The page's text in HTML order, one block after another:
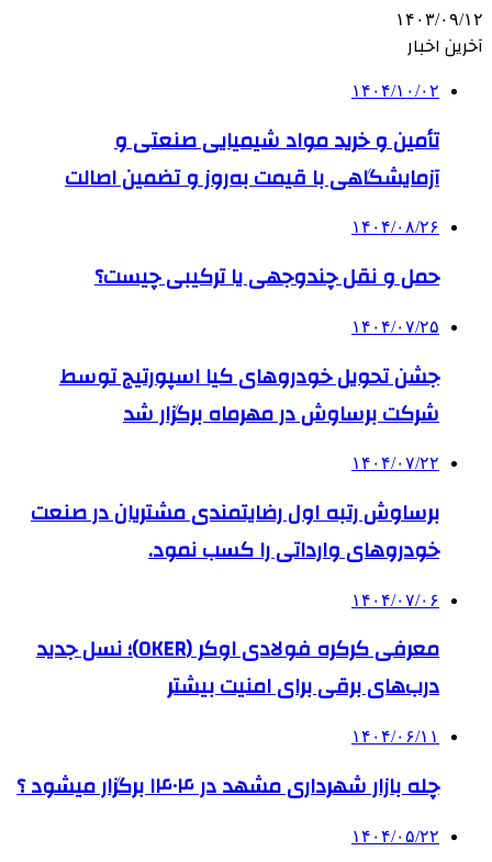
۱۴۰۳/۰۹/۱۲
آخرین اخبار
۱۴۰۴/۱۰/۰۲
تأمین و خرید مواد شیمیایی صنعتی و
آزمایشگاهی با قیمت به‌روز و تضمین اصالت
۱۴۰۴/۰۸/۲۶
حمل و نقل چندوجهی یا ترکیبی چیست؟
۱۴۰۴/۰۷/۲۵
جشن تحویل خودروهای کیا اسپورتیج توسط
شرکت برساوش در مهرماه برگزار شد
۱۴۰۴/۰۷/۲۲
برساوش رتبه اول رضایتمندی مشتریان در صنعت
خودروهای وارداتی را کسب نمود.
۱۴۰۴/۰۷/۰۶
معرفی کرکره فولادی اوکر (OKER)؛ نسل جدید
درب‌های برقی برای امنیت بیشتر
۱۴۰۴/۰۶/۱۱
چله بازار شهرداری مشهد در ۱۴۰۴ برگزار میشود ؟
۱۴۰۴/۰۵/۲۲